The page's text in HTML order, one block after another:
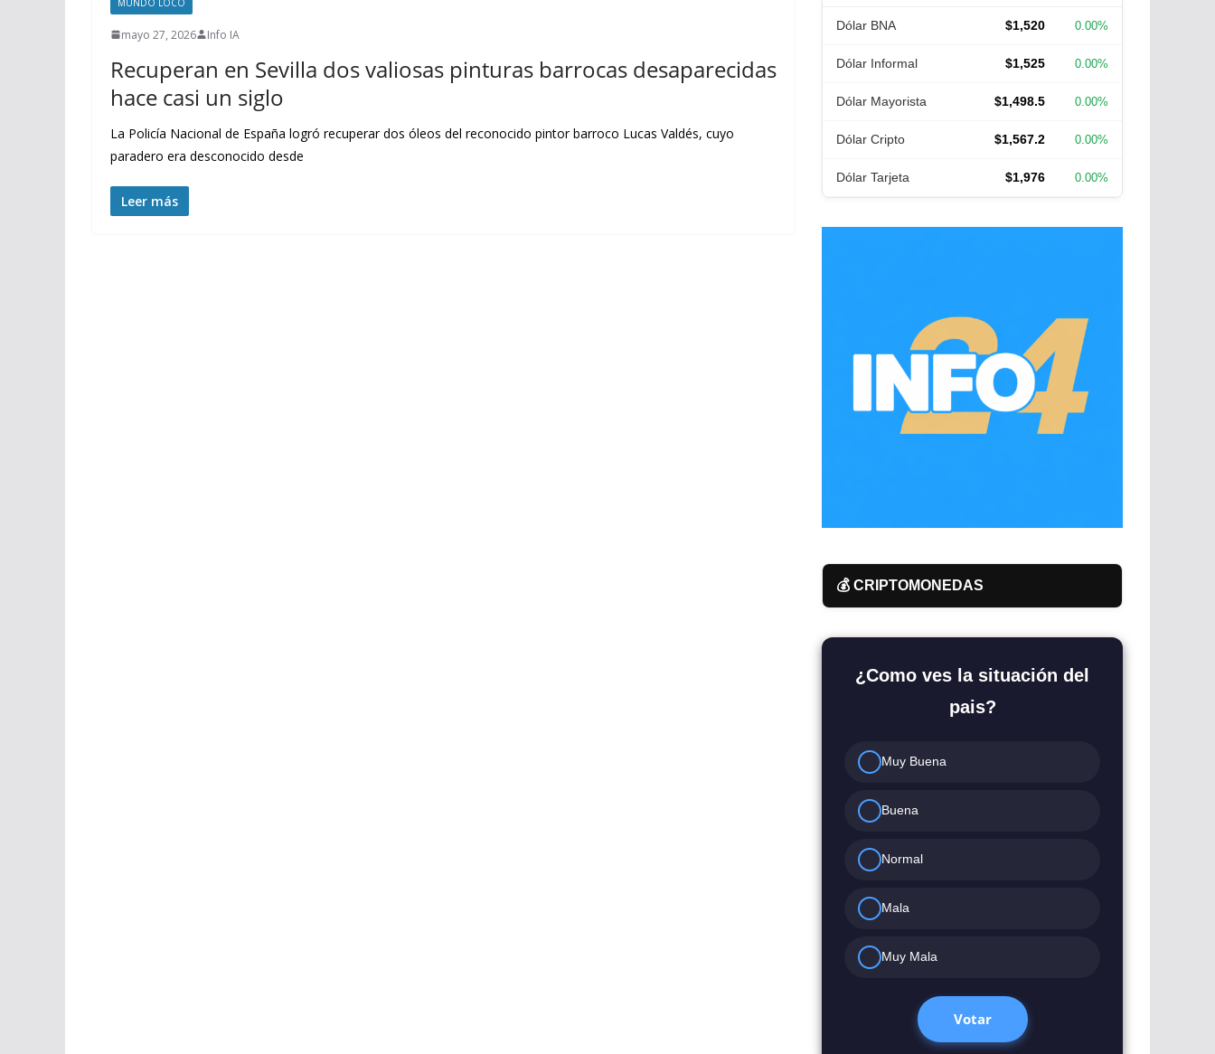
mayo 27, 2026 Info IA
Recuperan en Sevilla dos valiosas pinturas barrocas desaparecidas
hace casi un siglo
La Policía Nacional de España logró recuperar dos óleos del reconocido pintor barroco Lucas Valdés, cuyo
paradero era desconocido desde
Leer más
Dólar BNA $1,520 0.00%
Dólar Informal $1,525 0.00%
Dólar Mayorista $1,498.5 0.00%
Dólar Cripto $1,567.2 0.00%
Dólar Tarjeta $1,976 0.00%
💰 CRIPTOMONEDAS
¿Como ves la situación del
pais?
Muy Buena
Buena
Normal
Mala
Muy Mala
Votar